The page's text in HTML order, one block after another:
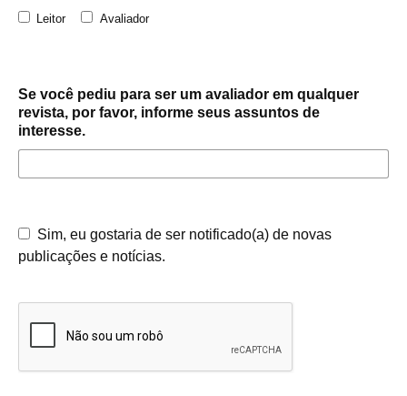
Leitor Avaliador
Se você pediu para ser um avaliador em qualquer
revista, por favor, informe seus assuntos de
interesse.
Sim, eu gostaria de ser notificado(a) de novas
publicações e notícias.